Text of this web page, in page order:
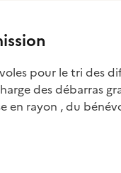
pour le tri des
des débarras
en rayon , du